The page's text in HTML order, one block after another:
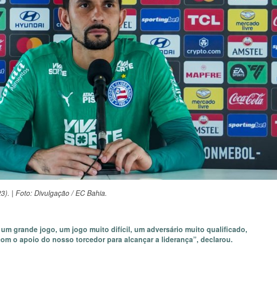
| Foto: Divulgação / EC Bahia.
grande jogo, um jogo muito difícil, um adversário muito qualificado,
o apoio do nosso torcedor para alcançar a liderança”, declarou.